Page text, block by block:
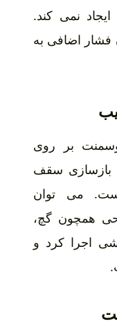
نمی کند.
فشار اضافی به
بر روی
بازسازی سقف
می توان
همچون گچ،
اجرا کرد و